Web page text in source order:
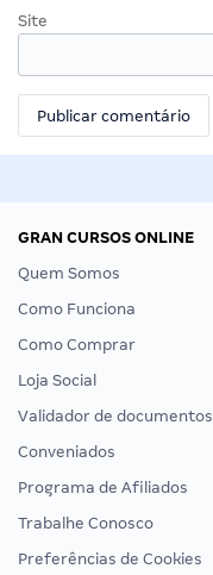
Site
GRAN CURSOS ONLINE
Quem Somos
Como Funciona
Como Comprar
Loja Social
Validador de documentos
Conveniados
Programa de Afiliados
Trabalhe Conosco
Preferências de Cookies